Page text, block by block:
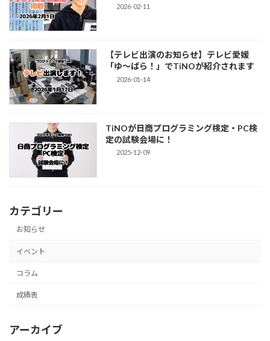
2026-02-11
【テレビ出演のお知らせ】テレビ愛媛
「ゆ～ばら！」でTiNOが紹介されます
2026-01-14
TiNOが日商プログラミング検定・PC検
定の試験会場に！
2025-12-09
カテゴリー
お知らせ
イベント
コラム
成績表
アーカイブ